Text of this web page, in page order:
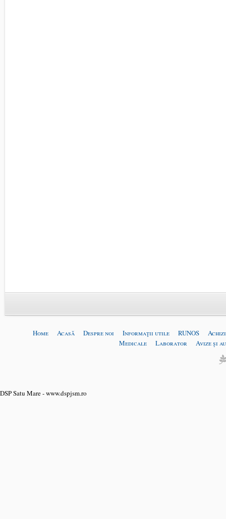
Home Acasă Despre noi Informaţii utile RUNOS
Medicale
Laborator Avize și
DSP Satu Mare - www.dspjsm.ro